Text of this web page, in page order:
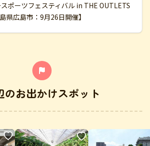
ポーツフェスティバル in THE OUTLETS
県広島市：9月26日開催】
のお出かけスポット